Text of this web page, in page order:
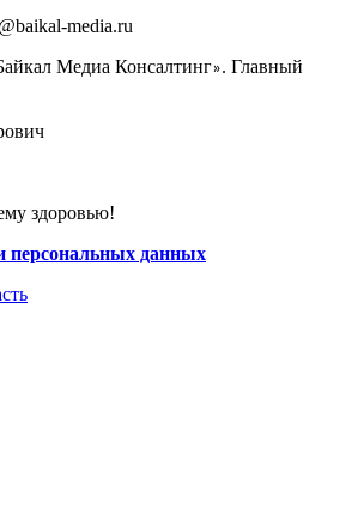
media.ru
Медиа Консалтинг». Главный
здоровью!
персональных данных